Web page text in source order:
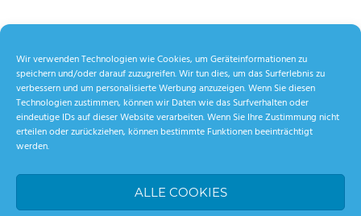
Wir verwenden Technologien wie Cookies, um Geräteinformationen zu
speichern und/oder darauf zuzugreifen. Wir tun dies, um das Surferlebnis zu
verbessern und um personalisierte Werbung anzuzeigen. Wenn Sie diesen
Technologien zustimmen, können wir Daten wie das Surfverhalten oder
eindeutige IDs auf dieser Website verarbeiten. Wenn Sie Ihre Zustimmung nicht
erteilen oder zurückziehen, können bestimmte Funktionen beeinträchtigt
werden.
ALLE COOKIES